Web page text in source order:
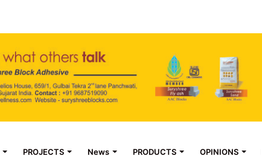
PROJECTS News PRODUCTS OPINIONS